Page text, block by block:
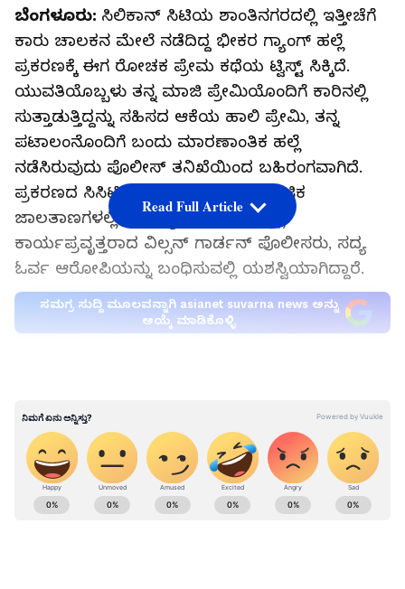
ಬೆಂಗಳೂರು: ಸಿಲಿಕಾನ್ ಸಿಟಿಯ ಶಾಂತಿನಗರದಲ್ಲಿ ಇತ್ತೀಚೆಗೆ
ಕಾರು ಚಾಲಕನ ಮೇಲೆ ನಡೆದಿದ್ದ ಭೀಕರ ಗ್ಯಾಂಗ್ ಹಲ್ಲೆ
ಪ್ರಕರಣಕ್ಕೆ ಈಗ ರೋಚಕ ಪ್ರೇಮ ಕಥೆಯ ಟ್ವಿಸ್ಟ್ ಸಿಕ್ಕಿದೆ.
ಯುವತಿಯೊಬ್ಬಳು ತನ್ನ ಮಾಜಿ ಪ್ರೇಮಿಯೊಂದಿಗೆ ಕಾರಿನಲ್ಲಿ
ಸುತ್ತಾಡುತ್ತಿದ್ದನ್ನು ಸಹಿಸದ ಆಕೆಯ ಹಾಲಿ ಪ್ರೇಮಿ, ತನ್ನ
ಪಟಾಲಂನೊಂದಿಗೆ ಬಂದು ಮಾರಣಾಂತಿಕ ಹಲ್ಲೆ
ನಡೆಸಿರುವುದು ಪೊಲೀಸ್ ತನಿಖೆಯಿಂದ ಬಹಿರಂಗವಾಗಿದೆ.
ಪ್ರಕರಣದ ಸಿಸಿಟಿವಿ ದೃಶ್ಯಾವಳಿಗಳು ಸಾಮಾಜಿಕ
ಜಾಲತಾಣಗಳಲ್ಲಿ ಭಾರಿ ವೈರಲ್ ಆದ ಬೆನ್ನಲ್ಲೇ
ಕಾರ್ಯಪ್ರವೃತ್ತರಾದ ವಿಲ್ಸನ್ ಗಾರ್ಡನ್ ಪೊಲೀಸರು, ಸದ್ಯ
ಓರ್ವ ಆರೋಪಿಯನ್ನು ಬಂಧಿಸುವಲ್ಲಿ ಯಶಸ್ವಿಯಾಗಿದ್ದಾರೆ.
ಸಮಗ್ರ ಸುದ್ದಿ ಮೂಲವನ್ನಾಗಿ asianet suvarna news ಅನ್ನು
ಆಯ್ಕೆ ಮಾಡಿಕೊಳ್ಳಿ
ಕಳೆದ ಮೇ 22ರಂದು ಮುಂಜಾನೆ ಶಾಂತಿನಗರದ
ಮುಖ್ಯರಸ್ತೆಯೊಂದರಲ್ಲಿ ಈ ಗ್ಯಾಂಗ್ ನಿಂದ ಗೂಂಡಾಗಿರಿ
ನಡೆದಿತ್ತು. ಸಾರ್ವಜನಿಕ ರಸ್ತೆಯಲ್ಲೇ ಸುಮಾರು 6 ರಿಂದ 7
ಜನರ ಗ್ಯಾಂಗ್‌ ಪ್ರಾಣಹಾನಿ ಮಾಡುವ ಉದ್ದೇಶದಿಂದ
ಕಾರಿನಲ್ಲಿದ್ದ ಯುವಕನೊಬ್ಬನನ್ನು ಅಡ್ಡಗಟ್ಟಿ ಮನಬಂದಂತೆ
Read Full Article